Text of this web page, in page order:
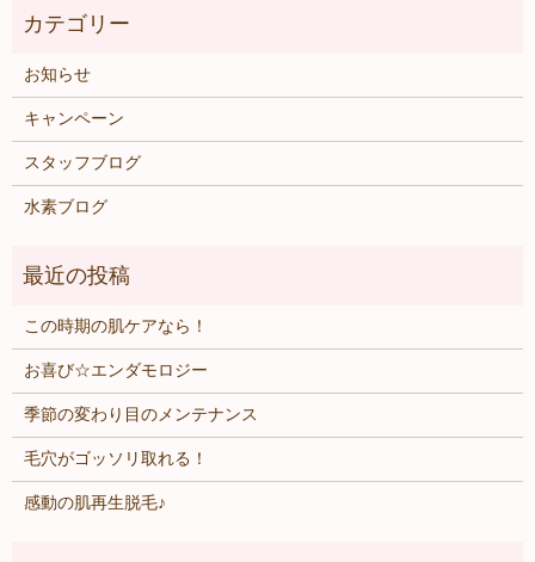
お知らせ
キャンペーン
スタッフブログ
水素ブログ
この時期の肌ケアなら！
お喜び☆エンダモロジー
季節の変わり目のメンテナンス
毛穴がゴッソリ取れる！
感動の肌再生脱毛♪